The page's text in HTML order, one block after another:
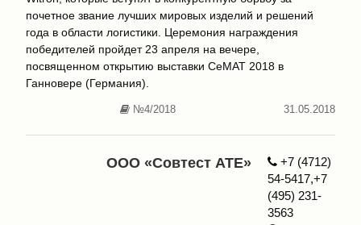
почетное звание лучших мировых изделий и решений
года в области логистики. Церемония награждения
победителей пройдет 23 апреля на вечере,
посвященном открытию выставки CeMAT 2018 в
Ганновере (Германия).
№4/2018 31.05.2018
ООО «Совтест АТЕ»
+7 (4712)
54-5417,+7
(495) 231-
3563